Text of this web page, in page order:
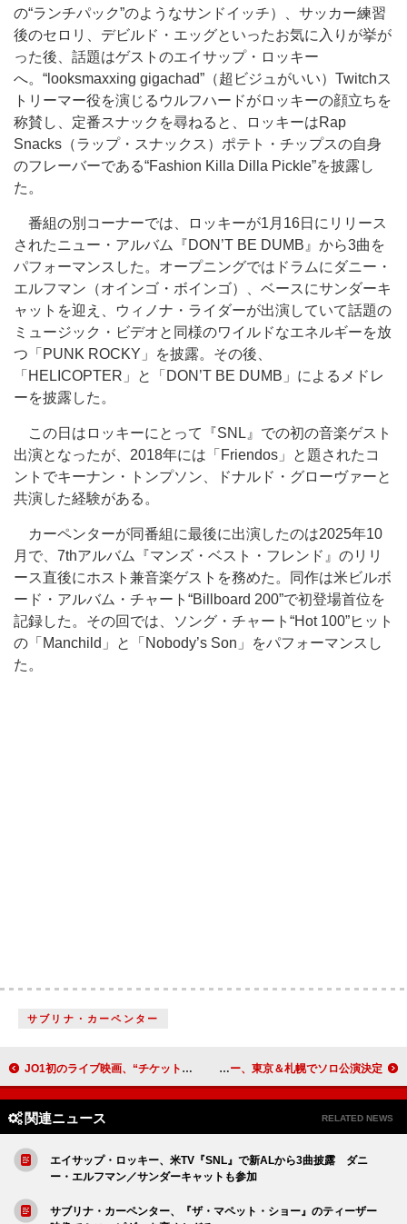
の“ランチパック”のようなサンドイッチ）、サッカー練習
後のセロリ、デビルド・エッグといったお気に入りが挙が
った後、話題はゲストのエイサップ・ロッキー
へ。“looksmaxxing gigachad”（超ビジュがいい）Twitchス
トリーマー役を演じるウルフハードがロッキーの顔立ちを
称賛し、定番スナックを尋ねると、ロッキーはRap
Snacks（ラップ・スナックス）ポテト・チップスの自身
のフレーバーである“Fashion Killa Dilla Pickle”を披露し
た。
番組の別コーナーでは、ロッキーが1月16日にリリース
されたニュー・アルバム『DON’T BE DUMB』から3曲を
パフォーマンスした。オープニングではドラムにダニー・
エルフマン（オインゴ・ボインゴ）、ベースにサンダーキ
ャットを迎え、ウィノナ・ライダーが出演していて話題の
ミュージック・ビデオと同様のワイルドなエネルギーを放
つ「PUNK ROCKY」を披露。その後、
「HELICOPTER」と「DON’T BE DUMB」によるメドレ
ーを披露した。
この日はロッキーにとって『SNL』での初の音楽ゲスト
出演となったが、2018年には「Friendos」と題されたコ
ントでキーナン・トンプソン、ドナルド・グローヴァーと
共演した経験がある。
カーペンターが同番組に最後に出演したのは2025年10
月で、7thアルバム『マンズ・ベスト・フレンド』のリリ
ース直後にホスト兼音楽ゲストを務めた。同作は米ビルボ
ード・アルバム・チャート“Billboard 200”で初登場首位を
記録した。その回では、ソング・チャート“Hot 100”ヒット
の「Manchild」と「Nobody’s Son」をパフォーマンスし
た。
サブリナ・カーペンター
JO1初のライブ映画、“チケット風ミニステッカー”を入場者プレゼントとして配布決定 ギースのキャメロン・ウィンター、東京＆札幌でソロ公演決定
関連ニュース RELATED NEWS
エイサップ・ロッキー、米TV『SNL』で新ALから3曲披露 ダニ
ー・エルフマン／サンダーキャットも参加
サブリナ・カーペンター、『ザ・マペット・ショー』のティーザー